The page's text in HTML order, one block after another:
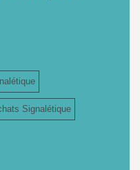
Signalétique